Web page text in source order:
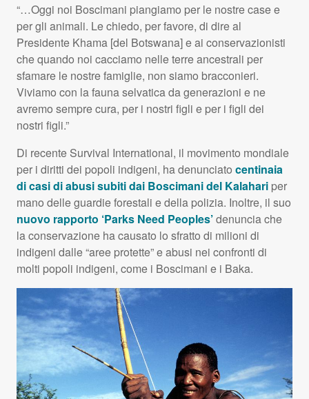
“…Oggi noi Boscimani piangiamo per le nostre case e
per gli animali. Le chiedo, per favore, di dire al
Presidente Khama [del Botswana] e ai conservazionisti
che quando noi cacciamo nelle terre ancestrali per
sfamare le nostre famiglie, non siamo bracconieri.
Viviamo con la fauna selvatica da generazioni e ne
avremo sempre cura, per i nostri figli e per i figli dei
nostri figli.”
Di recente Survival International, il movimento mondiale
per i diritti dei popoli indigeni, ha denunciato centinaia
di casi di abusi subiti dai Boscimani del Kalahari per
mano delle guardie forestali e della polizia. Inoltre, il suo
nuovo rapporto ‘Parks Need Peoples’denuncia che
la conservazione ha causato lo sfratto di milioni di
indigeni dalle “aree protette” e abusi nei confronti di
molti popoli indigeni, come i Boscimani e i Baka.